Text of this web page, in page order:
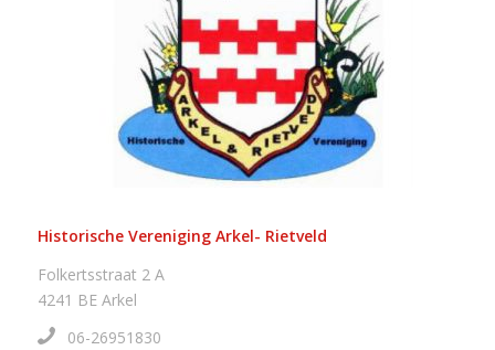
Historische Vereniging Arkel- Rietveld
Folkertsstraat 2 A
4241 BE Arkel
06-26951830